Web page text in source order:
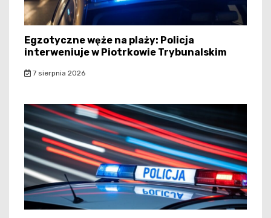
Egzotyczne węże na plaży: Policja
interweniuje w Piotrkowie Trybunalskim
7 sierpnia 2026